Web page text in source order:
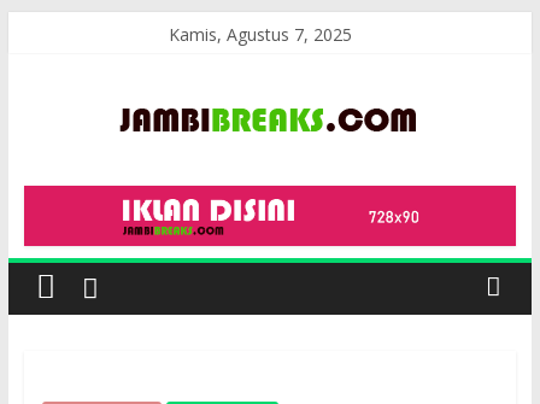
Kamis, Agustus 7, 2025
JambiBreaks